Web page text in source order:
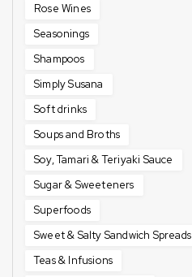
Rose Wines
Seasonings
Shampoos
Simply Susana
Soft drinks
Soups and Broths
Soy, Tamari & Teriyaki Sauce
Sugar & Sweeteners
Superfoods
Sweet & Salty Sandwich Spreads
Teas & Infusions